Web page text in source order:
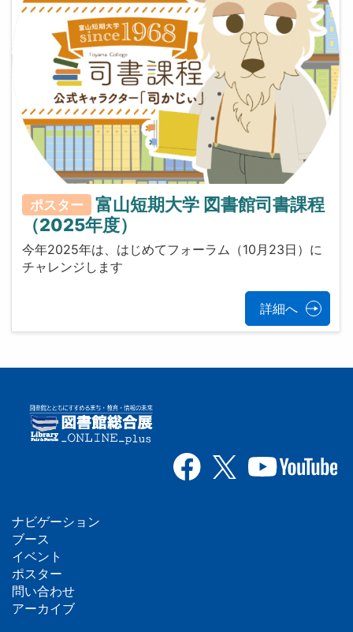
ポスター
富山短期大学 図書館司書課程
（2025年度）
今年2025年は、はじめてフォーラム（10月23日）に
チャレンジします
詳細へ
フ
ッ
タ
ナビゲーション
ブース
イベント
ポスター
問い合わせ
アーカイブ